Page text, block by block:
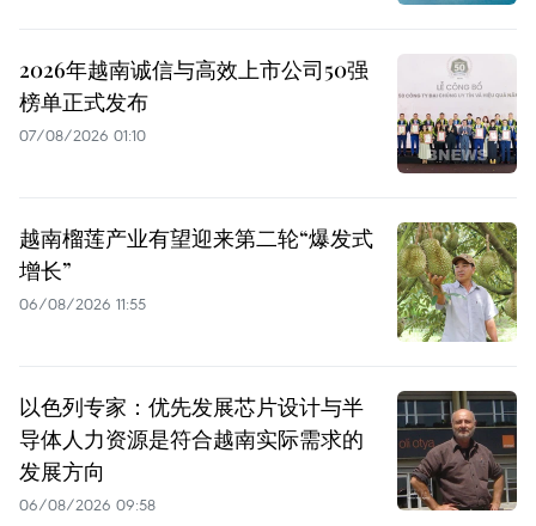
2026年越南诚信与高效上市公司50强
榜单正式发布
07/08/2026 01:10
越南榴莲产业有望迎来第二轮“爆发式
增长”
06/08/2026 11:55
以色列专家：优先发展芯片设计与半
导体人力资源是符合越南实际需求的
发展方向
06/08/2026 09:58